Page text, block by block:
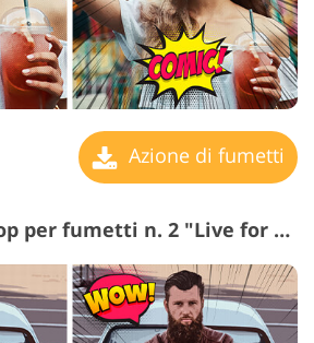
Azione di fumetti
Azione Photoshop per fumetti n. 2 "Live for Action"